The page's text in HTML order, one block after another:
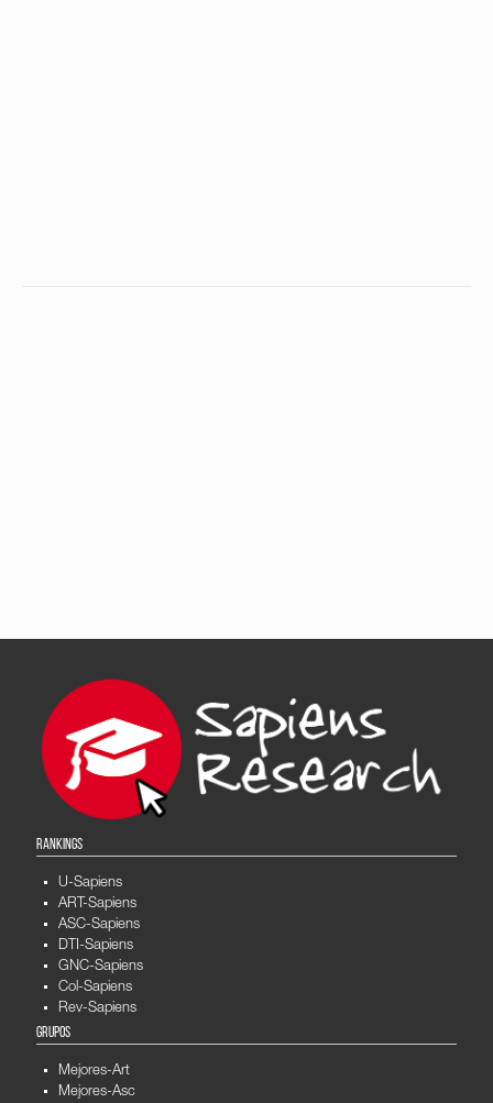
RANKINGS
U-Sapiens
ART-Sapiens
ASC-Sapiens
DTI-Sapiens
GNC-Sapiens
Col-Sapiens
Rev-Sapiens
GRUPOS
Mejores-Art
Mejores-Asc